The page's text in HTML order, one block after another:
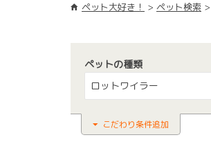
ペット大好き！ ペット検索
ペットの種類
ロットワイラー
こだわり条件追加